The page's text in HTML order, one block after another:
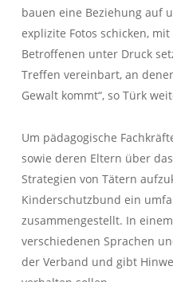
bauen eine Beziehung auf
explizite Fotos schicken,
Betroffenen unter Druck
Treffen vereinbart, an
Gewalt kommt“, so Türk
Um pädagogische
sowie deren Eltern über
Strategien von Tätern
Kinderschutzbund ein
zusammengestellt. In
verschiedenen Sprachen
der Verband und gibt